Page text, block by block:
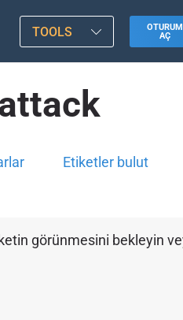
TOOLS
OTURUM
AÇ
Etiketler bulut